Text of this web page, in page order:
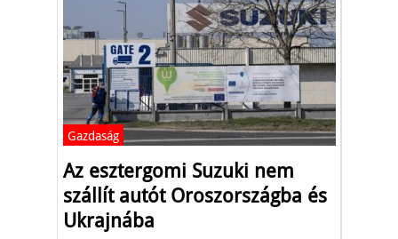
Gazdaság
Az esztergomi Suzuki nem
szállít autót Oroszországba és
Ukrajnába